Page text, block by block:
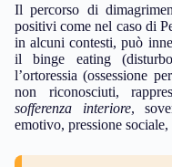
Il percorso di
positivi come nel caso di
in alcuni contesti, può
il binge eating
l’ortoressia (ossessione
non riconosciuti,
sofferenza interiore,
emotivo, pressione